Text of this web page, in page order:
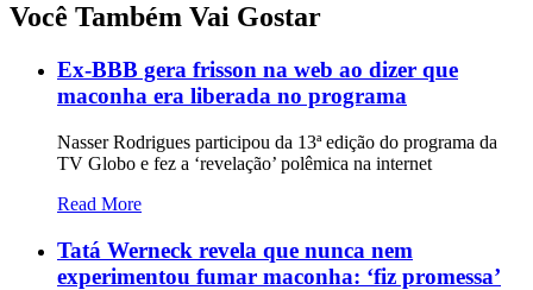
Você Também Vai Gostar
Ex-BBB gera frisson na web ao dizer que
maconha era liberada no programa
Nasser Rodrigues participou da 13ª edição do programa da
TV Globo e fez a ‘revelação’ polêmica na internet
Read More
Tatá Werneck revela que nunca nem
experimentou fumar maconha: ‘fiz promessa’